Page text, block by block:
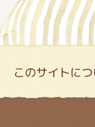
このサイトに